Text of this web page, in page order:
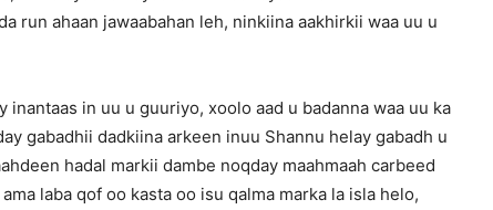
run ahaan jawaabahan leh, ninkiina aakhirkii waa uu u
in uu u guuriyo, xoolo aad u badanna waa uu ka
gabadhii dadkiina arkeen inuu Shannu helay gabadh u
hadal markii dambe noqday maahmaah carbeed
laba qof oo kasta oo isu qalma marka la isla helo,